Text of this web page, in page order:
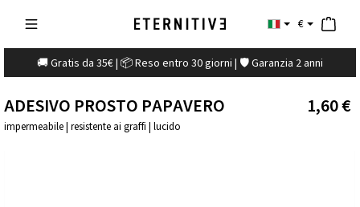
€
🚚 Gratis da 35€ | 📦 Reso entro 30 giorni | 🛡️ Garanzia 2 anni
ADESIVO PROSTO PAPAVERO
impermeabile | resistente ai graffi | lucido
1,60 €